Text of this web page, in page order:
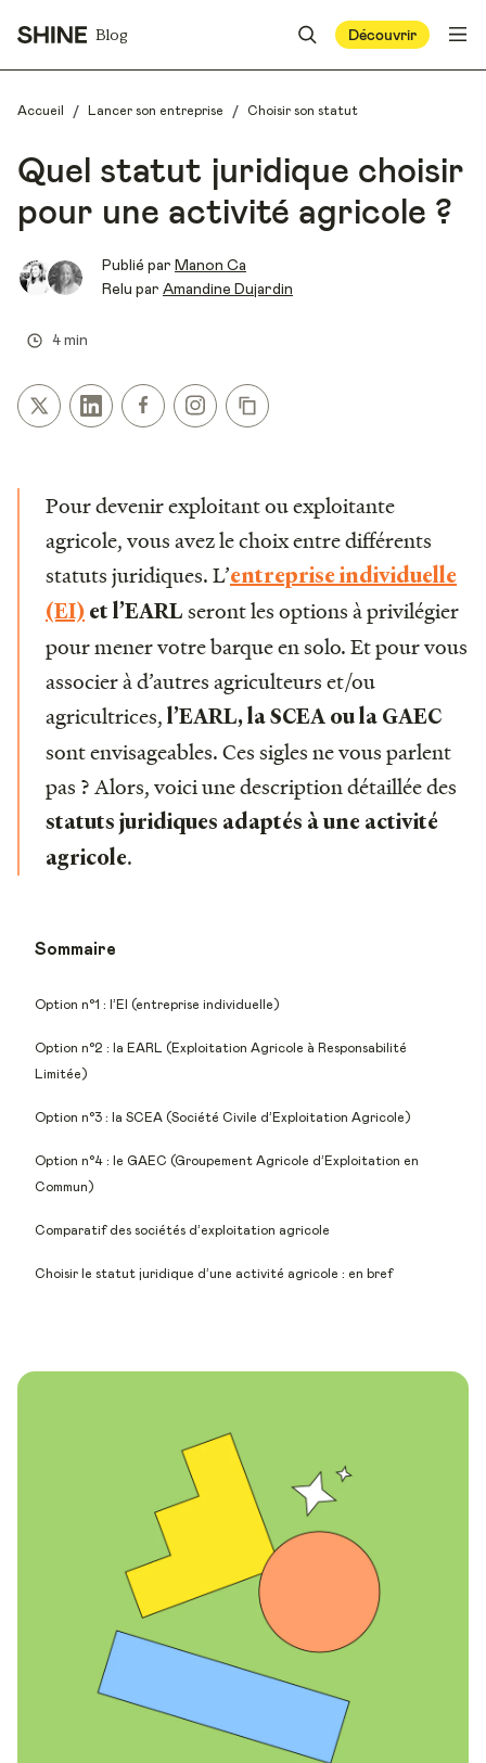
Blog Découvrir
Accueil / Lancer son entreprise / Choisir son statut
Quel statut juridique choisir
pour une activité agricole ?
Publié par Manon Ca
Relu par Amandine Dujardin
4 min
Pour devenir exploitant ou exploitante
agricole, vous avez le choix entre différents
statuts juridiques. L’entreprise individuelle
(EI) et l’EARL seront les options à privilégier
pour mener votre barque en solo. Et pour vous
associer à d’autres agriculteurs et/ou
agricultrices, l’EARL, la SCEA ou la GAEC
sont envisageables. Ces sigles ne vous parlent
pas ? Alors, voici une description détaillée des
statuts juridiques adaptés à une activité
agricole.
Sommaire
Option n°1 : l’EI (entreprise individuelle)
Option n°2 : la EARL (Exploitation Agricole à Responsabilité
Limitée)
Option n°3 : la SCEA (Société Civile d’Exploitation Agricole)
Option n°4 : le GAEC (Groupement Agricole d’Exploitation en
Commun)
Comparatif des sociétés d’exploitation agricole
Choisir le statut juridique d’une activité agricole : en bref